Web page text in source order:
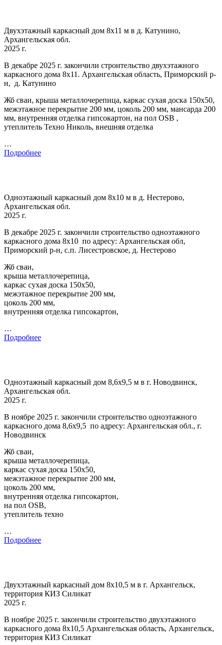
Двухэтажный каркасный дом 8х11 м в д. Катунино,
Архангельская обл.
2025 г.
В декабре 2025 г. закончили строительство двухэтажного
каркасного дома 8х11. Архангельская область, Приморский р-
н, д. Катунино
Жб сваи, крыша металлочерепица, каркас сухая доска 150х50,
межэтажное перекрытие 200 мм, цоколь 200 мм, мансарда 200
мм, внутренняя отделка гипсокартон, на пол OSB ,
утеплитель Техно Николь, внешняя отделка
…
Подробнее
Одноэтажный каркасный дом 8х10 м в д. Нестерово,
Архангельская обл.
2025 г.
В декабре 2025 г. закончили строительство одноэтажного
каркасного дома 8х10 по адресу: Архангельская обл,
Приморский р-н, с.п. Лисестровское, д. Нестерово
Жб сваи,
крыша металлочерепица,
каркас сухая доска 150х50,
межэтажное перекрытие 200 мм,
цоколь 200 мм,
внутренняя отделка гипсокартон,
…
Подробнее
Одноэтажный каркасный дом 8,6х9,5 м в г. Новодвинск,
Архангельская обл.
2025 г.
В ноябре 2025 г. закончили строительство одноэтажного
каркасного дома 8,6х9,5 по адресу: Архангельская обл., г.
Новодвинск
Жб сваи,
крыша металлочерепица,
каркас сухая доска 150х50,
межэтажное перекрытие 200 мм,
цоколь 200 мм,
внутренняя отделка гипсокартон,
на пол OSB,
утеплитель техно
…
Подробнее
Двухэтажный каркасный дом 8х10,5 м в г. Архангельск,
территория КИЗ Силикат
2025 г.
В ноябре 2025 г. закончили строительство двухэтажного
каркасного дома 8х10,5 Архангельская область, Архангельск,
территория КИЗ Силикат